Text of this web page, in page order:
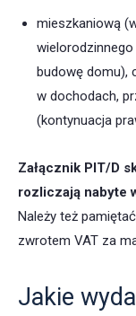
mieszkaniową
budowę domu),
w dochodach,
(kontynuacja
Załącznik PIT/D
rozliczają nabyte
Należy też
zwrotem VAT za
Jakie